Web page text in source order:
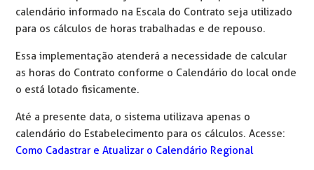
calendário informado na Escala do Contrato seja utilizado
para os cálculos de horas trabalhadas e de repouso.
Essa implementação atenderá a necessidade de calcular
as horas do Contrato conforme o Calendário do local onde
o está lotado fisicamente.
Até a presente data, o sistema utilizava apenas o
calendário do Estabelecimento para os cálculos. Acesse:
Como Cadastrar e Atualizar o Calendário Regional